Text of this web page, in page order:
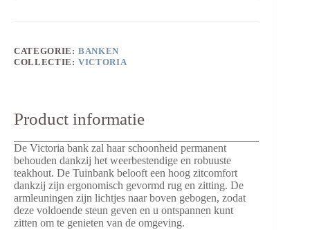
CATEGORIE: BANKEN
COLLECTIE: VICTORIA
Product informatie
De Victoria bank zal haar schoonheid permanent
behouden dankzij het weerbestendige en robuuste
teakhout. De Tuinbank belooft een hoog zitcomfort
dankzij zijn ergonomisch gevormd rug en zitting. De
armleuningen zijn lichtjes naar boven gebogen, zodat
deze voldoende steun geven en u ontspannen kunt
zitten om te genieten van de omgeving.